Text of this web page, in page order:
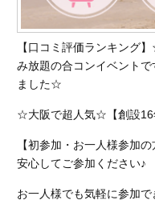
【口コミ評価ランキング
み放題の合コンイベント
ました☆
☆大阪で超人気☆【創設16
【初参加・お一人様参加の
安心してご参加ください♪
お一人様でも気軽に参加